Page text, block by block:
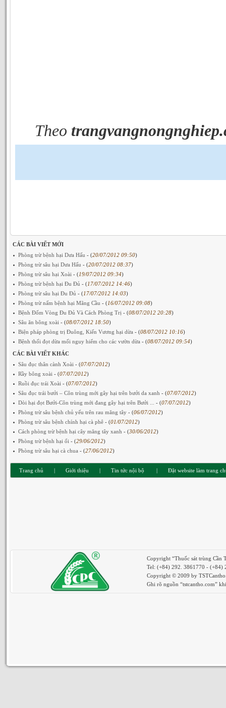
Theo
CÁC BÀI VIẾT MỚI
Phòng trừ bệnh hại Dưa Hấu - (20/07/2012 09:50)
Phòng trừ sâu hại Dưa Hấu - (20/07/2012 08:37)
Phòng trừ sâu hại Xoài - (19/07/2012 09:34)
Phòng trừ bệnh hại Đu Đủ - (17/07/2012 14:46)
Phòng trừ sâu hại Đu Đủ - (17/07/2012 14:03)
Phòng trừ nấm bệnh hại Mãng Cầu - (16/07/2012 09:08)
Bệnh Đốm Vòng Đu Đủ Và Cách Phòng Trị - (08/07/2012 20:28)
Sâu ăn bông xoài - (08/07/2012 18:50)
Biện pháp phòng trị Đuông, Kiến Vương hại dừa - (08/07/2012 10:16)
Bệnh thối đọt dừa mối nguy hiểm cho các vườn dừa - (08/07/2012 09:54)
CÁC BÀI VIẾT KHÁC
Sâu đục thân cành Xoài - (07/07/2012)
Rầy bông xoài - (07/07/2012)
Ruồi đục trái Xoài - (07/07/2012)
Sâu đục trái bưởi – Côn trùng mới gây hại trên bưởi da xanh - (07/07/2012)
Dòi hại đọt Bưởi-Côn trùng mới đang gây hại trên Bưởi ... - (07/07/2012)
Phòng trừ sâu bệnh chủ yếu trên rau măng tây - (06/07/2012)
Phòng trừ sâu bệnh chính hại cà phê - (01/07/2012)
Cách phòng trừ bệnh hại cây măng tây xanh - (30/06/2012)
Phòng trừ bệnh hại ổi - (29/06/2012)
Phòng trừ sâu hại cà chua - (27/06/2012)
Trang chủ | Giới thiệu | Tin tức nội bộ | Đặt website làm trang
Copyright “Thuốc sát trùng Cần
Tel: (+84) 292. 3861770 - (+84)
Copyright © 2009 by
Ghi rõ nguồn “tstcantho.com”